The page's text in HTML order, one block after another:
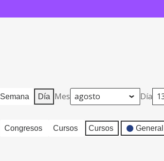
Semana Día Mes Día
Congresos Cursos Cursos General